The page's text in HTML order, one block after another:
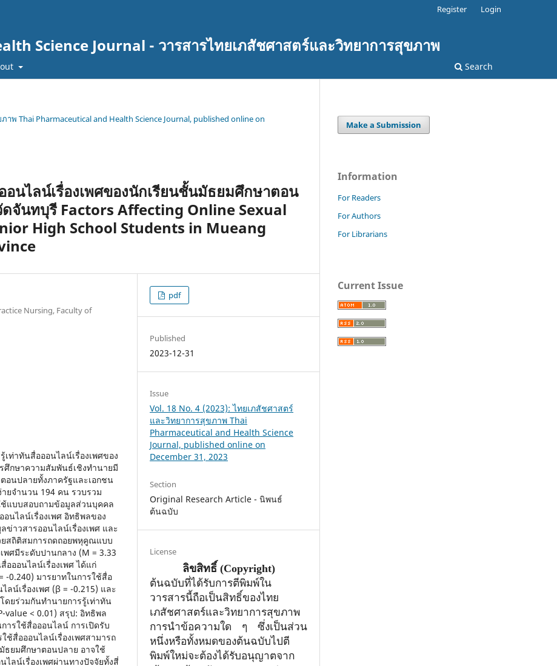
Science Journal - วารสารไทยเภสัชศาสตร์และวิทยาการสุขภาพ
Search
Register Login
พ Thai Pharmaceutical and Health Science Journal, published online on
นไลน์เรื่องเพศของนักเรียนชั้นมัธยมศึกษาตอน
ดจันทบุรี Factors Affecting Online Sexual
High School Students in Mueang
Nursing, Faculty of
ท่าทันสื่อออนไลน์เรื่องเพศของ
กษาความสัมพันธ์เชิงทำนายมี
อนปลายทั้งภาครัฐและเอกชน
ายจำนวน 194 คน รวบรวม
ช้แบบสอบถามข้อมูลส่วนบุคคล
นไลน์เรื่องเพศ อิทธิพลของ
ข่าวสารออนไลน์เรื่องเพศ และ
ยสถิติสมการถดถอยพหุคูณแบบ
พศมีระดับปานกลาง (M = 3.33
อออนไลน์เรื่องเพศ ได้แก่
-0.240) มารยาทในการใช้สื่อ
ลน์เรื่องเพศ (β = -0.215) และ
ดยร่วมกันทำนายการรู้เท่าทัน
value < 0.01) สรุป: อิทธิพล
ารใช้สื่อออนไลน์ การเปิดรับ
ช้สื่อออนไลน์เรื่องเพศสามารถ
ธยมศึกษาตอนปลาย อาจใช้
ไลน์เรื่องเพศผ่านทางปัจจัยทั้งสี่
pdf
Published
2023-12-31
Issue
Vol. 18 No. 4 (2023): ไทยเภสัชศาสตร์
และวิทยาการสุขภาพ Thai
Pharmaceutical and Health Science
Journal, published online on
December 31, 2023
Section
Original Research Article - นิพนธ์
ต้นฉบับ
License
ลิขสิทธิ์(Copyright)
ต้นฉบับที่ได้รับการตีพิมพ์ใน
วารสารนี้ถือเป็นสิทธิ์ของไทย
เภสัชศาสตร์และวิทยาการสุขภาพ
การนำข้อความใด ๆ ซึ่งเป็นส่วน
หนึ่งหรือทั้งหมดของต้นฉบับไปตี
พิมพ์ใหม่จะต้องได้รับอนุญาตจาก
Make a Submission
Information
For Readers
For Authors
For Librarians
Current Issue